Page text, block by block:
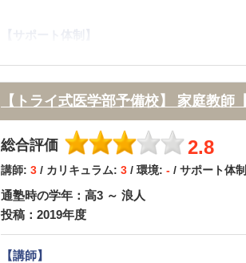
【サポート体制】
【料金】
料金は少し高いように思っていましたが内容や
す。
【良かった点（改善してほしい点） 】
それまでは苦手な科目は嫌々やっていたのです
【要望改善】
【トライ式医学部予備校】 家庭教師
総合評価 2.8
講師: 3 / カリキュラム: 3 / 環境: - / サポート体
通塾時の学年：高3 ～ 浪人
投稿：2019年度
【講師】